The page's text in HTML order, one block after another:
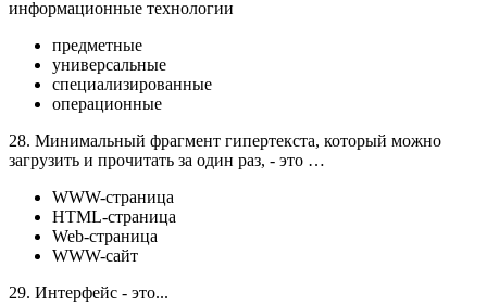
информационные технологии
предметные
универсальные
специализированные
операционные
28. Минимальный фрагмент гипертекста, который можно
загрузить и прочитать за один раз, - это …
WWW-страница
HTML-страница
Web-страница
WWW-сайт
29. Интерфейс - это...